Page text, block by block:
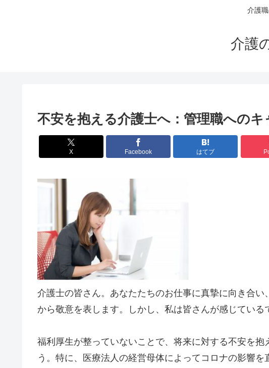
介護
介護
不安を抱える介護士へ：管理職への
X Facebook はてブ
介護士の皆さん。あなたたちのお仕事に真摯に向き合
から敬意を表します。しかし、私は皆さんが感じている
福利厚生が整っていないことで、将来に対する不安を抱
う。特に、医療法人の経営母体によってコロナの影響